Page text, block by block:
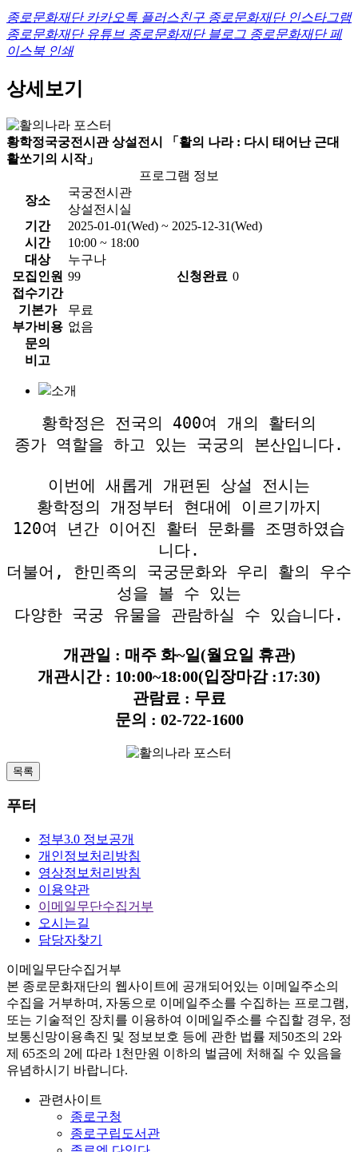
종로문화재단 카카오톡 플러스친구 종로문화재단 인스타그램
종로문화재단 유튜브 종로문화재단 블로그 종로문화재단 페
이스북 인쇄
상세보기
황학정국궁전시관 상설전시 「활의 나라 : 다시 태어난 근대
활쏘기의 시작」
프로그램 정보
장소
국궁전시관
상설전시실
기간
2025-01-01(Wed) ~ 2025-12-31(Wed)
시간
10:00 ~ 18:00
대상
누구나
모집인원 99 신청완료 0
접수기간
기본가
무료
부가비용 없음
문의
비고
소개
황학정은 전국의 400여 개의 활터의
종가 역할을 하고 있는 국궁의 본산입니다.
이번에 새롭게 개편된 상설 전시는
황학정의 개정부터 현대에 이르기까지
120여 년간 이어진 활터 문화를 조명하였습
니다.
더불어, 한민족의 국궁문화와 우리 활의 우수
성을 볼 수 있는
다양한 국궁 유물을 관람하실 수 있습니다.
개관일 : 매주 화~일(월요일 휴관)
개관시간 : 10:00~18:00(입장마감 :17:30)
관람료 : 무료
문의 : 02-722-1600
목록
푸터
정부3.0 정보공개
개인정보처리방침
영상정보처리방침
이용약관
이메일무단수집거부
오시는길
담당자찾기
이메일무단수집거부
본 종로문화재단의 웹사이트에 공개되어있는 이메일주소의
수집을 거부하며, 자동으로 이메일주소를 수집하는 프로그램,
또는 기술적인 장치를 이용하여 이메일주소를 수집할 경우, 정
보통신망이용촉진 및 정보보호 등에 관한 법률 제50조의 2와
제 65조의 2에 따라 1천만원 이하의 벌금에 처해질 수 있음을
유념하시기 바랍니다.
관련사이트
종로구청
종로구립도서관